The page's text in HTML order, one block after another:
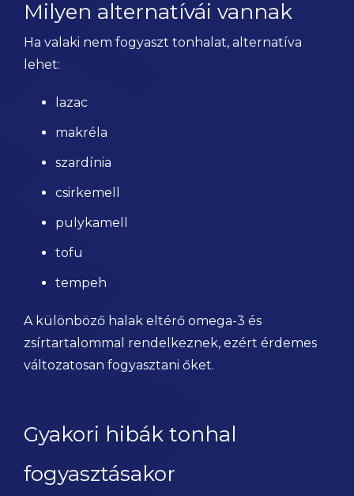
Milyen alternatívái vannak
Ha valaki nem fogyaszt tonhalat, alternatíva
lehet:
lazac
makréla
szardínia
csirkemell
pulykamell
tofu
tempeh
A különböző halak eltérő omega-3 és
zsírtartalommal rendelkeznek, ezért érdemes
változatosan fogyasztani őket.
Gyakori hibák tonhal
fogyasztásakor